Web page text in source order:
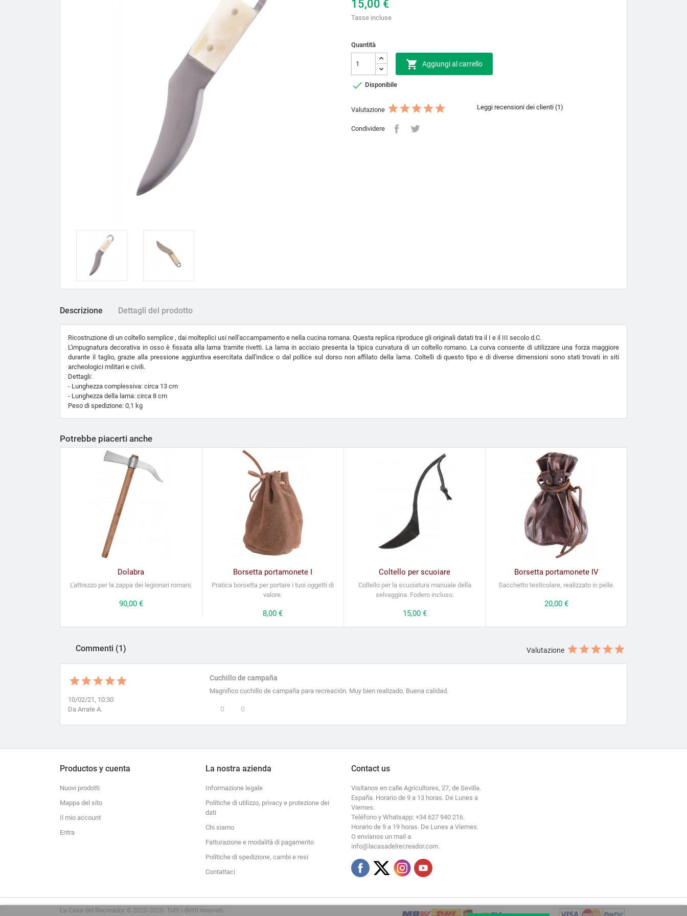
15,00 €
Tasse incluse
Quantità
 Aggiungi al carrello
 Disponibile
Valutazione Leggi recensioni dei clienti (1)
Condividere
Descrizione Dettagli del prodotto
Ricostruzione di un coltello semplice , dai molteplici usi nell'accampamento e nella cucina romana. Questa replica riproduce gli originali datati tra il I e il III secolo d.C.
L'impugnatura decorativa in osso è fissata alla lama tramite rivetti. La lama in acciaio presenta la tipica curvatura di un coltello romano. La curva consente di utilizzare una forza maggiore
durante il taglio, grazie alla pressione aggiuntiva esercitata dall'indice o dal pollice sul dorso non affilato della lama. Coltelli di questo tipo e di diverse dimensioni sono stati trovati in siti
archeologici militari e civili.
Dettagli:
- Lunghezza complessiva: circa 13 cm
- Lunghezza della lama: circa 8 cm
Peso di spedizione: 0,1 kg
Potrebbe piacerti anche
Dolabra
L'attrezzo per la zappa dei legionari romani.
Prezzo
90,00 €
Borsetta portamonete I
Pratica borsetta per portare i tuoi oggetti di
valore.
Prezzo
8,00 €
Coltello per scuoiare
Coltello per la scuoiatura manuale della
selvaggina. Fodero incluso.
Prezzo
15,00 €
Borsetta portamonete IV
Sacchetto testicolare, realizzato in pelle.
Prezzo
20,00 €
Commenti (1) Valutazione
10/02/21, 10:30
Da Arrate A.
Cuchillo de campaña
Magnifico cuchillo de campaña para recreación. Muy bien realizado. Buena calidad.
0 0
Productos y cuenta
Nuovi prodotti
Mappa del sito
Il mio account
Entra
La nostra azienda
Informazione legale
Politiche di utilizzo, privacy e protezione dei
dati
Chi siamo
Fatturazione e modalità di pagamento
Politiche di spedizione, cambi e resi
Contattaci
Contact us
Visítanos en calle Agricultores, 27, de Sevilla.
España. Horario de 9 a 13 horas. De Lunes a
Viernes.
Teléfono y Whatsapp: +34 627 940 216.
Horario de 9 a 19 horas. De Lunes a Viernes.
O envíanos un mail a
info@lacasadelrecreador.com.
La Casa del Recreador © 2020-2026. Tutti i diritti riservati.